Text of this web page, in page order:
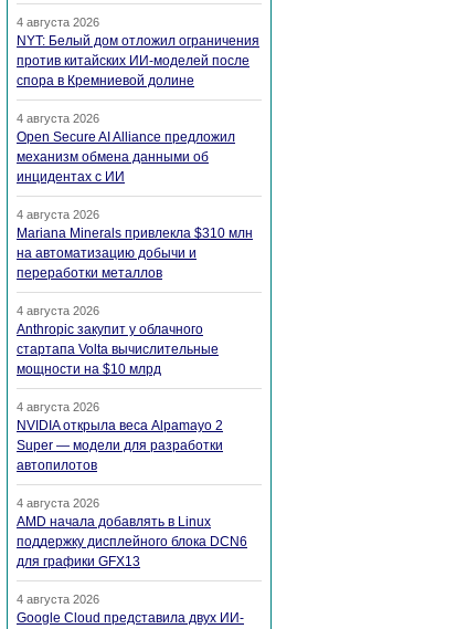
4 августа 2026
NYT: Белый дом отложил ограничения
против китайских ИИ-моделей после
спора в Кремниевой долине
4 августа 2026
Open Secure AI Alliance предложил
механизм обмена данными об
инцидентах с ИИ
4 августа 2026
Mariana Minerals привлекла $310 млн
на автоматизацию добычи и
переработки металлов
4 августа 2026
Anthropic закупит у облачного
стартапа Volta вычислительные
мощности на $10 млрд
4 августа 2026
NVIDIA открыла веса Alpamayo 2
Super — модели для разработки
автопилотов
4 августа 2026
AMD начала добавлять в Linux
поддержку дисплейного блока DCN6
для графики GFX13
4 августа 2026
Google Cloud представила двух ИИ-